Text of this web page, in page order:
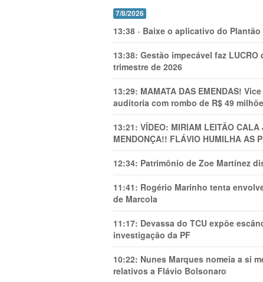
7/8/2026
13:38 - Baixe o aplicativo do
13:38: Gestão impecável faz
trimestre de 2026
13:29: MAMATA DAS EMENDAS!
auditoria com rombo de R$ 49
13:21: VÍDEO: MIRIAM LEITÃO
MENDONÇA!! FLÁVIO HUMILHA AS
12:34: Patrimônio de Zoe Martínez
11:41: Rogério Marinho tenta
de Marcola
11:17: Devassa do TCU expõe
investigação da PF
10:22: Nunes Marques nomeia a si
relativos a Flávio Bolsonaro